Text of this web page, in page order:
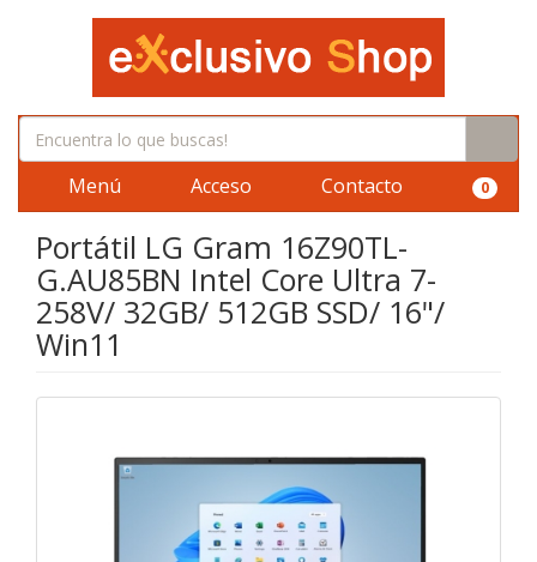
Menú Acceso Contacto 0
Portátil LG Gram 16Z90TL-
G.AU85BN Intel Core Ultra 7-
258V/ 32GB/ 512GB SSD/ 16"/
Win11